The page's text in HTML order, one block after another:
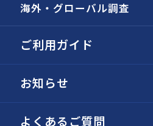
海外・グローバル調査
ご利用ガイド
お知らせ
よくあるご質問